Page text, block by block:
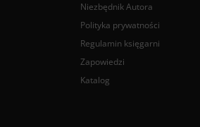
Niezbędnik Autora
Polityka prywatności
Regulamin księgarni
Zapowiedzi
Katalog